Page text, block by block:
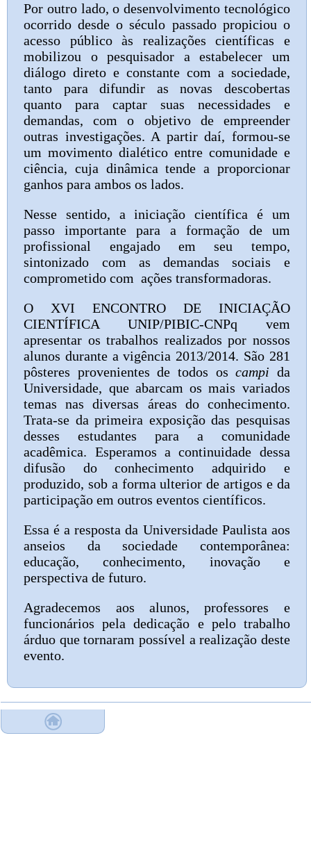
Por outro lado, o desenvolvimento tecnológico
ocorrido desde o século passado propiciou o
acesso público às realizações científicas e
mobilizou o pesquisador a estabelecer um
diálogo direto e constante com a sociedade,
tanto para difundir as novas descobertas
quanto para captar suas necessidades e
demandas, com o objetivo de empreender
outras investigações. A partir daí, formou-se
um movimento dialético entre comunidade e
ciência, cuja dinâmica tende a proporcionar
ganhos para ambos os lados.
Nesse sentido, a iniciação científica é um
passo importante para a formação de um
profissional engajado em seu tempo,
sintonizado com as demandas sociais e
comprometido com ações transformadoras.
O XVI ENCONTRO DE INICIAÇÃO
CIENTÍFICA UNIP/PIBIC-CNPq vem
apresentar os trabalhos realizados por nossos
alunos durante a vigência 2013/2014. São 281
pôsteres provenientes de todos oscampi da
Universidade, que abarcam os mais variados
temas nas diversas áreas do conhecimento.
Trata-se da primeira exposição das pesquisas
desses estudantes para a comunidade
acadêmica. Esperamos a continuidade dessa
difusão do conhecimento adquirido e
produzido, sob a forma ulterior de artigos e da
participação em outros eventos científicos.
Essa é a resposta da Universidade Paulista aos
anseios da sociedade contemporânea:
educação, conhecimento, inovação e
perspectiva de futuro.
Agradecemos aos alunos, professores e
funcionários pela dedicação e pelo trabalho
árduo que tornaram possível a realização deste
evento.